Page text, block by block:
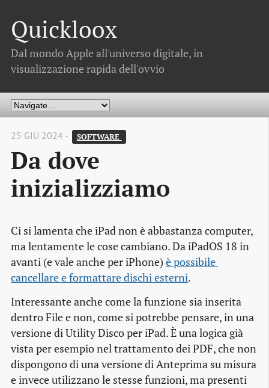
Quickloox
Dal mondo Apple all'universo digitale, in
visualizzazione rapida dell'ovvio
25 GIU 2024 - SOFTWARE
Da dove
inizializziamo
Ci si lamenta che iPad non è abbastanza computer,
ma lentamente le cose cambiano. Da iPadOS 18 in
avanti (e vale anche per iPhone) è possibile
cancellare e formattare dischi esterni.
Interessante anche come la funzione sia inserita
dentro File e non, come si potrebbe pensare, in una
versione di Utility Disco per iPad. È una logica già
vista per esempio nel trattamento dei PDF, che non
dispongono di una versione di Anteprima su misura
e invece utilizzano le stesse funzioni, ma presenti